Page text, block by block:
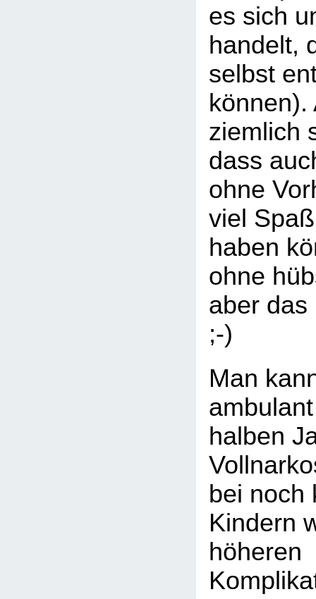
es sich
handelt,
selbst
ziemlich
dass
ohne
viel
haben
ohne
aber das
;-)
Man
halben
bei noch
Kindern
höheren